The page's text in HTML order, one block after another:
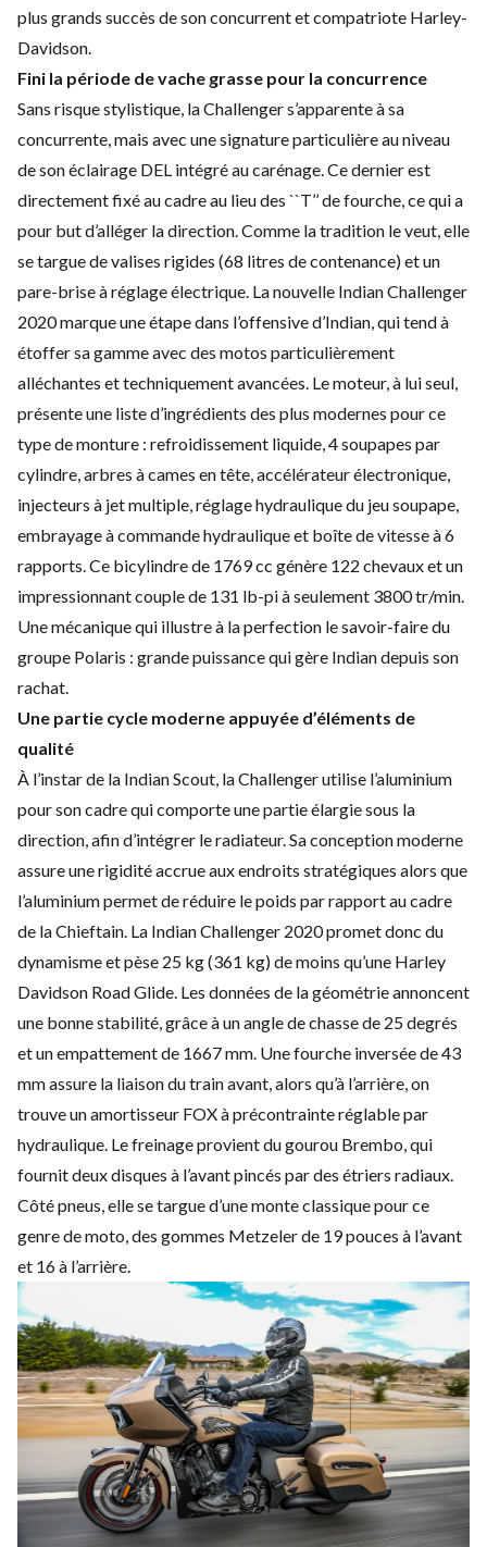
plus grands succès de son concurrent et compatriote Harley-
Davidson.
Fini la période de vache grasse pour la concurrence
Sans risque stylistique, la Challenger s’apparente à sa
concurrente, mais avec une signature particulière au niveau
de son éclairage DEL intégré au carénage. Ce dernier est
directement fixé au cadre au lieu des ``T’’ de fourche, ce qui a
pour but d’alléger la direction. Comme la tradition le veut, elle
se targue de valises rigides (68 litres de contenance) et un
pare-brise à réglage électrique. La nouvelle Indian Challenger
2020marque une étape dans l’offensive d’Indian, qui tend à
étoffer sa gamme avec des motos particulièrement
alléchantes et techniquement avancées. Le moteur, à lui seul,
présente une liste d’ingrédients des plus modernes pour ce
type de monture : refroidissement liquide, 4 soupapes par
cylindre, arbres à cames en tête, accélérateur électronique,
injecteurs à jet multiple, réglage hydraulique du jeu soupape,
embrayage à commande hydraulique et boîte de vitesse à 6
rapports. Ce bicylindre de 1769 cc génère 122 chevaux et un
impressionnant couple de 131 lb-pi à seulement 3800 tr/min.
Une mécanique qui illustre à la perfection le savoir-faire du
groupe Polaris : grande puissance qui gère Indian depuis son
rachat.
Une partie cycle moderne appuyée d’éléments de
qualité
À l’instar de la Indian Scout, la Challenger utilise l’aluminium
pour son cadre qui comporte une partie élargie sous la
direction, afin d’intégrer le radiateur. Sa conception moderne
assure une rigidité accrue aux endroits stratégiques alors que
l’aluminium permet de réduire le poids par rapport au cadre
de la Chieftain. La Indian Challenger 2020 promet donc du
dynamisme et pèse 25 kg (361 kg) de moins qu’une Harley
Davidson Road Glide. Les données de la géométrie annoncent
une bonne stabilité, grâce à un angle de chasse de 25 degrés
et un empattement de 1667 mm. Une fourche inversée de 43
mm assure la liaison du train avant, alors qu’à l’arrière, on
trouve un amortisseur FOX à précontrainte réglable par
hydraulique. Le freinage provient du gourou Brembo, qui
fournit deux disques à l’avant pincés par des étriers radiaux.
Côté pneus, elle se targue d’une monte classique pour ce
genre de moto, des gommes Metzeler de 19 pouces à l’avant
et 16 à l’arrière.